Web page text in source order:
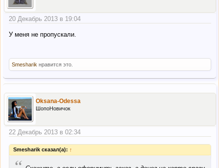
20 Декабрь 2013 в 19:04
У меня не пропускали.
Smesharik нравится это.
Oksana-Odessa
ШопоНовичок
22 Декабрь 2013 в 02:34
Smesharik сказал(а): ↑